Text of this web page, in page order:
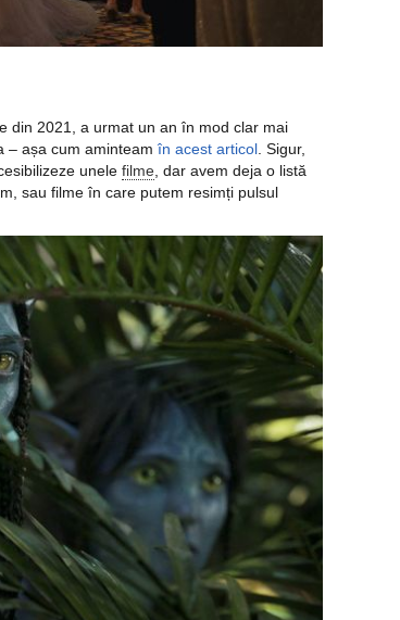
din 2021, a urmat un an în mod clar mai
– așa cum aminteam în acest articol . Sigur,
unele filme , dar avem deja o listă
sau filme în care putem resimți pulsul